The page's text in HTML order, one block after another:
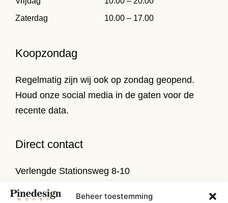
Beheer toestemming
Zaterdag
10.00 – 17.00
Koopzondag
Regelmatig zijn wij ook op zondag geopend.
Houd onze social media in de gaten voor de
recente data.
Direct contact
Verlengde Stationsweg 8-10